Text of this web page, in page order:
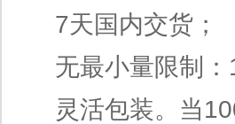
7天国内交货；
无最小量限制
灵活包装。当